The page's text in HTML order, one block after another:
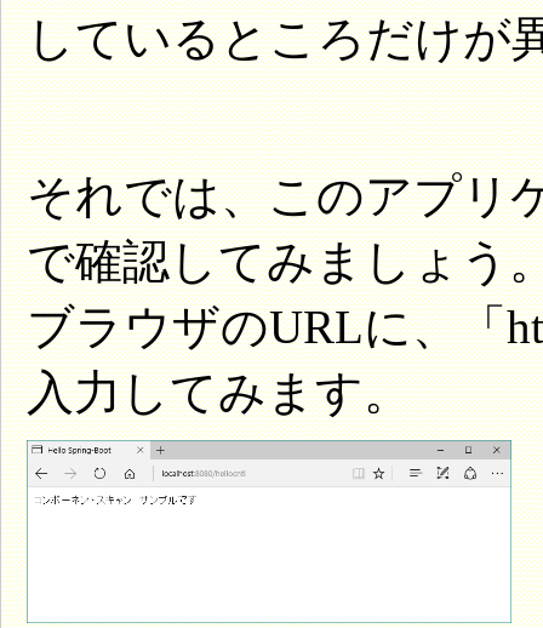
しているところだけが
それでは、このアプリ
で確認してみましょう
ブラウザのURLに、「
入力してみます。